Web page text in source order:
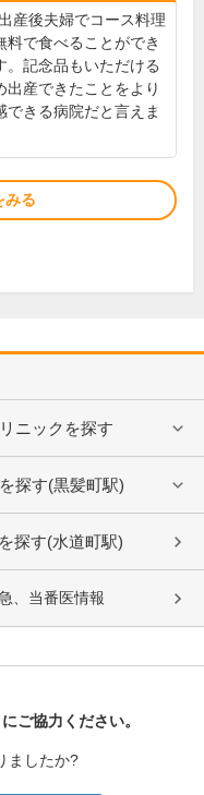
出産後夫婦でコース料理
料で食べることができ
。記念品もいただける
出産できたことをより
できる病院だと言えま
みる
ニックを探す
探す(黒髪町駅)
探す(水道町駅)
、当番医情報
ご協力ください。
ましたか?